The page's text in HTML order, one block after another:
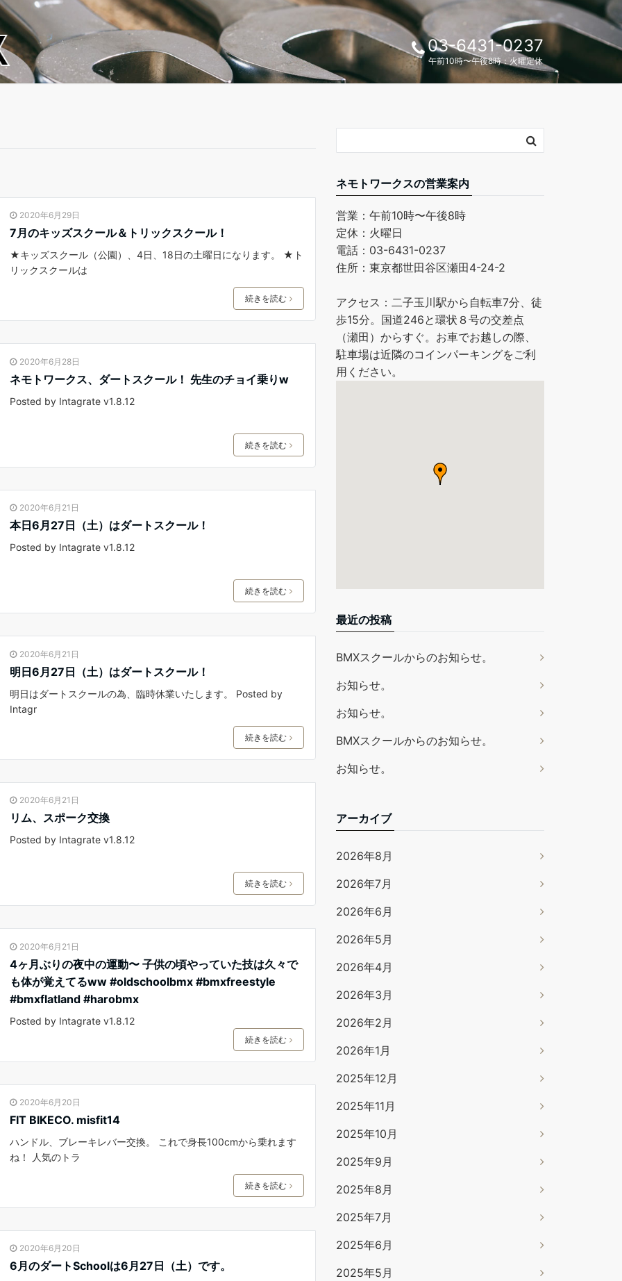
03-6431-0237
午前10時〜午後8時：火曜定休
2020年6月29日
7月のキッズスクール＆トリックスクール！
★キッズスクール（公園）、4日、18日の土曜日になります。 ★ト
リックスクールは
続きを読む
2020年6月28日
ネモトワークス、ダートスクール！ 先生のチョイ乗りw
Posted by Intagrate v1.8.12
続きを読む
2020年6月21日
本日6月27日（土）はダートスクール！
Posted by Intagrate v1.8.12
続きを読む
2020年6月21日
明日6月27日（土）はダートスクール！
明日はダートスクールの為、臨時休業いたします。 Posted by
Intagr
続きを読む
2020年6月21日
リム、スポーク交換
Posted by Intagrate v1.8.12
続きを読む
2020年6月21日
4ヶ月ぶりの夜中の運動〜 子供の頃やっていた技は久々で
も体が覚えてるww #oldschoolbmx #bmxfreestyle
#bmxflatland #harobmx
Posted by Intagrate v1.8.12
続きを読む
2020年6月20日
FIT BIKECO. misfit14
ハンドル、ブレーキレバー交換。 これで身長100cmから乗れます
ね！ 人気のトラ
続きを読む
2020年6月20日
6月のダートSchoolは6月27日（土）です。
ネモトワークスの営業案内
営業：午前10時〜午後8時
定休：火曜日
電話：03-6431-0237
住所：東京都世田谷区瀬田4-24-2
アクセス：二子玉川駅から自転車7分、徒
歩15分。国道246と環状８号の交差点
（瀬田）からすぐ。お車でお越しの際、
駐車場は近隣のコインパーキングをご利
用ください。
最近の投稿
BMXスクールからのお知らせ。
お知らせ。
お知らせ。
BMXスクールからのお知らせ。
お知らせ。
アーカイブ
2026年8月
2026年7月
2026年6月
2026年5月
2026年4月
2026年3月
2026年2月
2026年1月
2025年12月
2025年11月
2025年10月
2025年9月
2025年8月
2025年7月
2025年6月
2025年5月